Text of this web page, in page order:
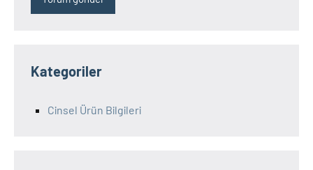
Kategoriler
Cinsel Ürün Bilgileri